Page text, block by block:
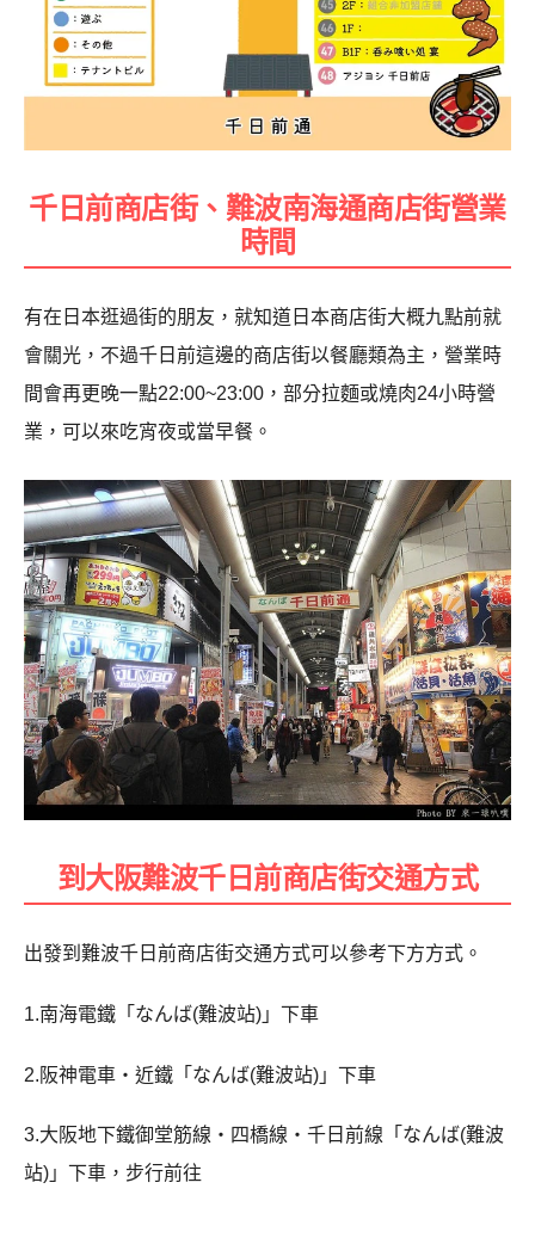
千日前商店街、難波南海通商店街營業
時間
有在日本逛過街的朋友，就知道日本商店街大概九點前就
會關光，不過千日前這邊的商店街以餐廳類為主，營業時
間會再更晚一點22:00~23:00，部分拉麵或燒肉24小時營
業，可以來吃宵夜或當早餐。
到大阪難波千日前商店街交通方式
出發到難波千日前商店街交通方式可以參考下方方式。
1.南海電鐵「なんば(難波站)」下車
2.阪神電車・近鐵「なんば(難波站)」下車
3.大阪地下鐵御堂筋線・四橋線・千日前線「なんば(難波
站)」下車，步行前往